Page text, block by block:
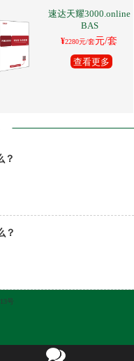
速达天耀3000.online
BAS
¥2280元/套元/套
查看更多
？
？
号